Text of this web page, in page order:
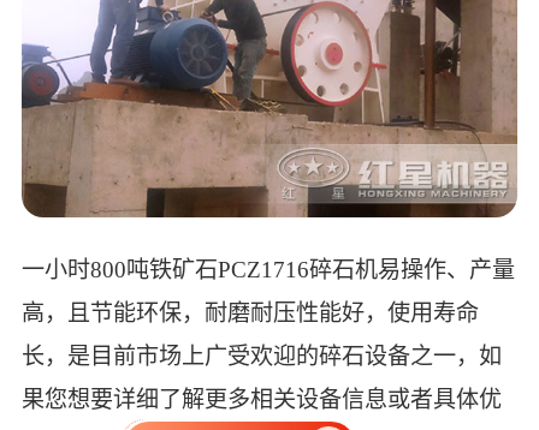
一小时800吨铁矿石PCZ1716碎石机易操作、产量
高，且节能环保，耐磨耐压性能好，使用寿命
长，是目前市场上广受欢迎的碎石设备之一，如
果您想要详细了解更多相关设备信息或者具体优